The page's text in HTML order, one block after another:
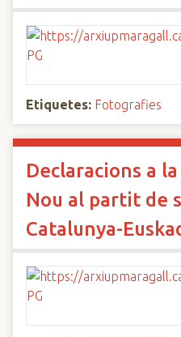
Etiquetes: Fotografies
Declaracions a
Nou al partit de
Catalunya-